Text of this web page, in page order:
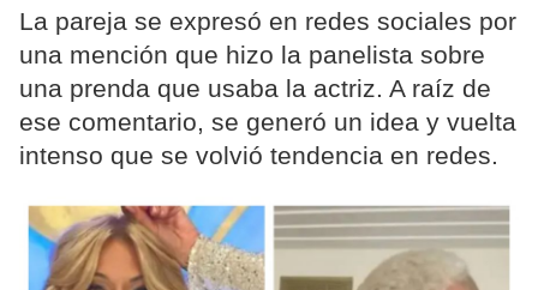
La pareja se expresó en redes sociales por
una mención que hizo la panelista sobre
una prenda que usaba la actriz. A raíz de
ese comentario, se generó un idea y vuelta
intenso que se volvió tendencia en redes.